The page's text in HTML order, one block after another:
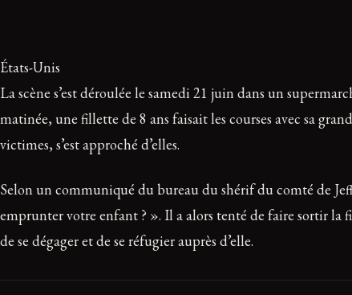
États-Unis
La scène s’est déroulée le samedi 21 juin dans un
matinée, une fillette de 8 ans faisait les courses avec sa
victimes, s’est approché d’elles.
Selon un communiqué du bureau du shérif du comté de
emprunter votre enfant ? ». Il a alors tenté de faire sortir
de se dégager et de se réfugier auprès d’elle.